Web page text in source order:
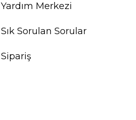
Yardım Merkezi
Sık Sorulan Sorular
Sipariş